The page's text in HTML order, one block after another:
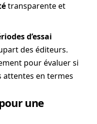
transparente et
d’essai
des éditeurs.
pour évaluer si
attentes en termes
une